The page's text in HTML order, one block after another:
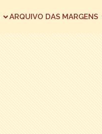
ARQUIVO DAS MARGENS